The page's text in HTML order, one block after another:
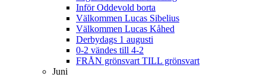
Inför Oddevold borta
Välkommen Lucas Sibelius
Välkommen Lucas Kåhed
Derbydags 1 augusti
0-2 vändes till 4-2
FRÅN grönsvart TILL grönsvart
Juni